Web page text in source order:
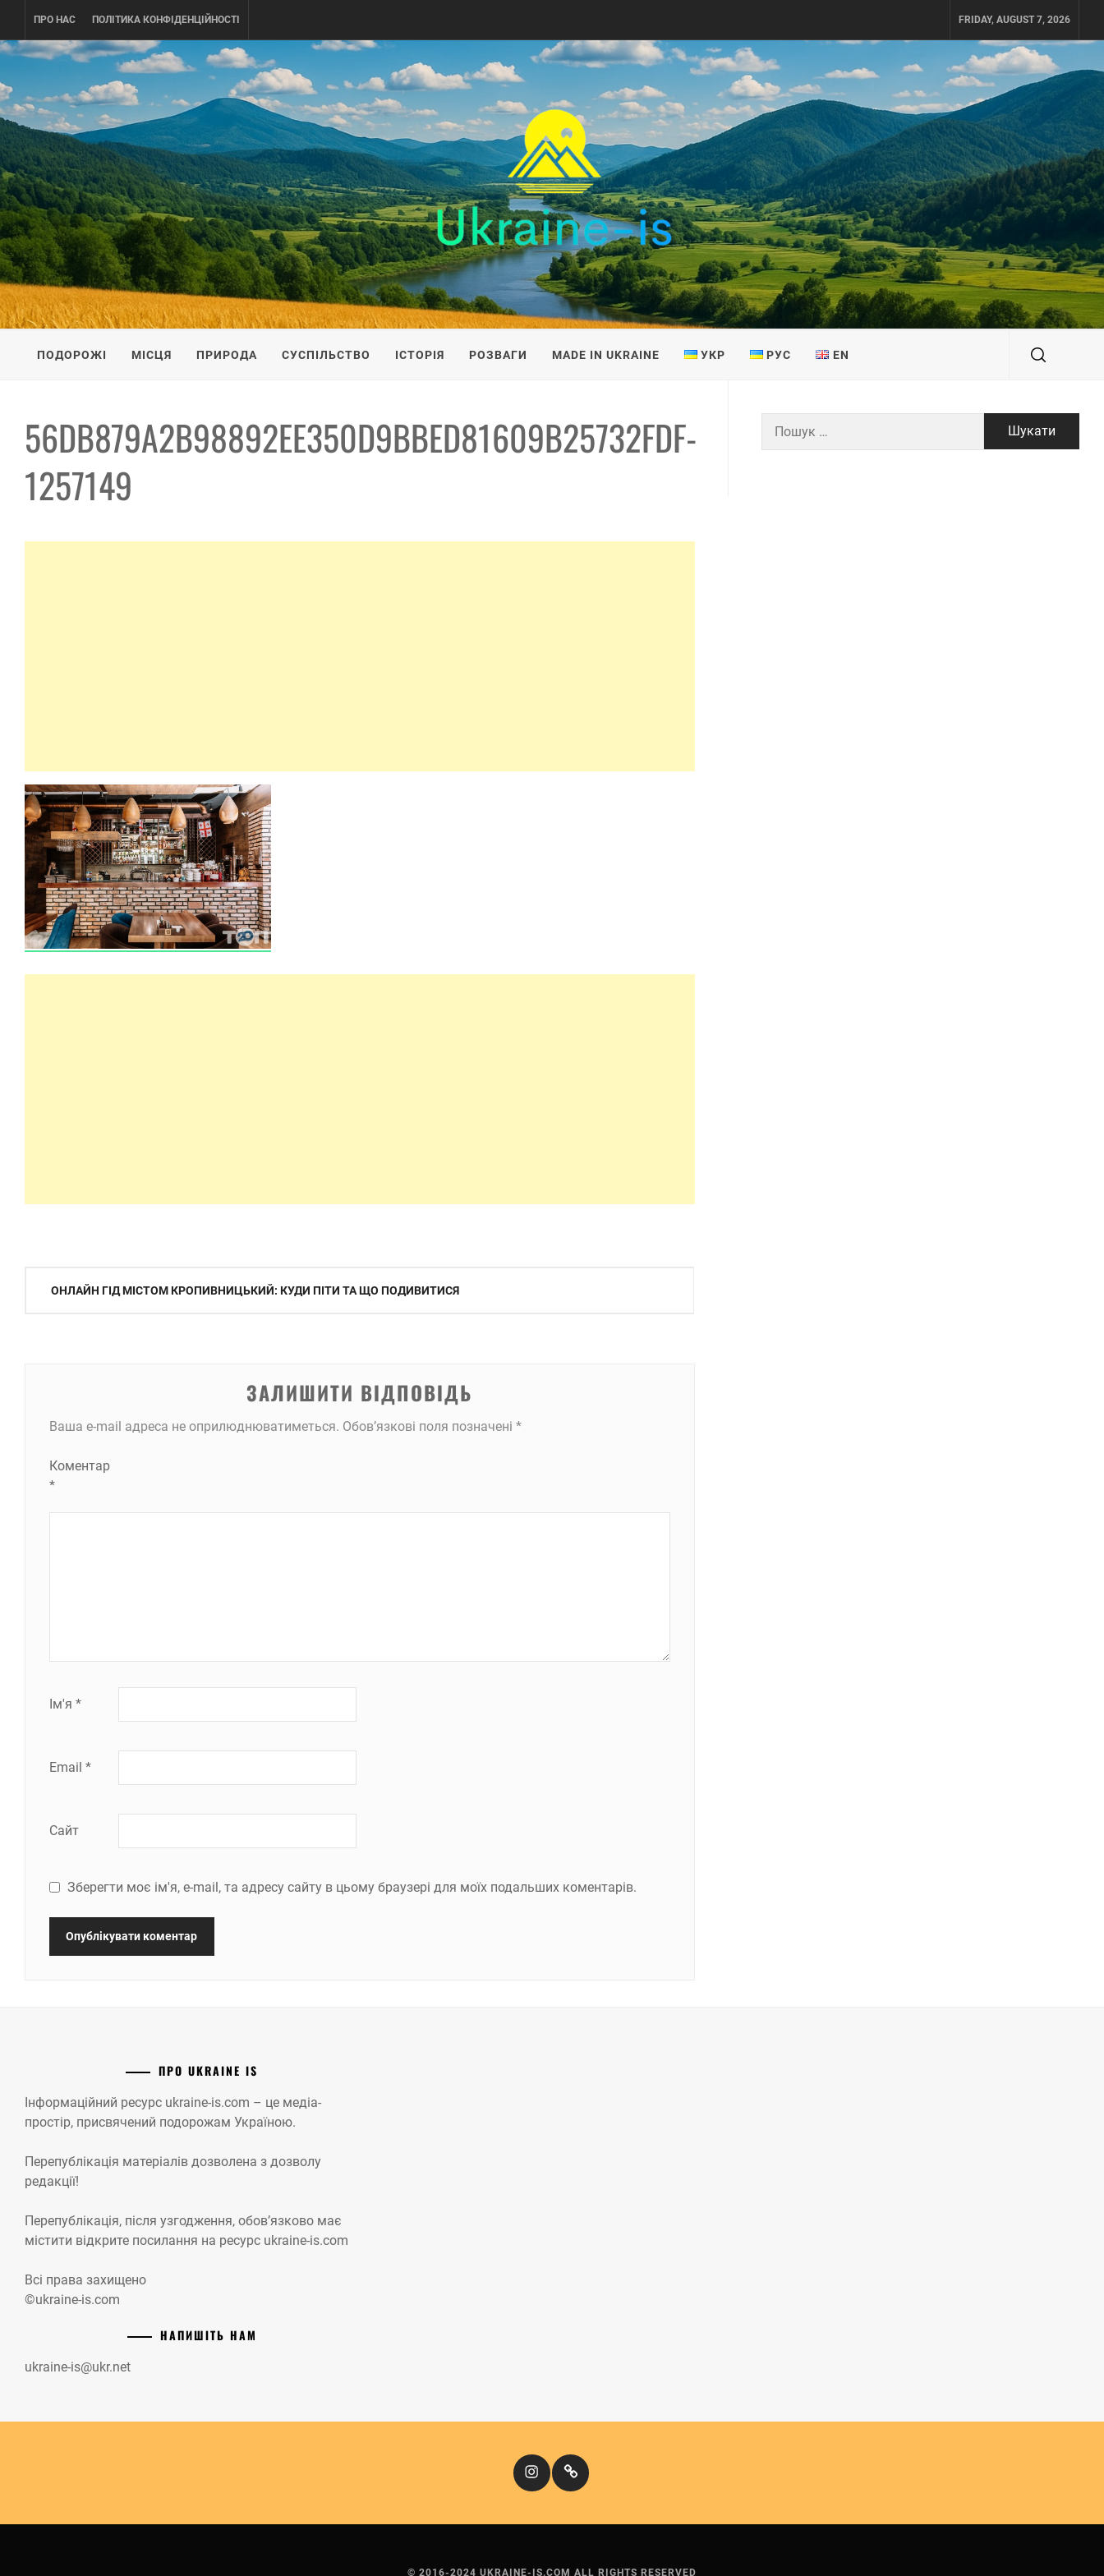
content
ПРО НАС ПОЛІТИКА КОНФІДЕНЦІЙНОСТІ FRIDAY, AUGUST 7, 2026
UKRAINE-IS
ПОДОРОЖI ПО УКРАЇНІ
ПОДОРОЖІ МІСЦЯ ПРИРОДА СУСПІЛЬСТВО ІСТОРІЯ РОЗВАГИ MADE IN UKRAINE УКР РУС EN
56DB879A2B98892EE350D9BBED81609B25732FDF-
1257149
Навігація
ОНЛАЙН ГІД МІСТОМ КРОПИВНИЦЬКИЙ: КУДИ ПІТИ ТА ЩО ПОДИВИТИСЯ
ЗАЛИШИТИ ВІДПОВІДЬ
Ваша e-mail адреса не оприлюднюватиметься. Обов’язкові поля позначені *
Коментар
*
Ім'я *
Email *
Сайт
Зберегти моє ім'я, e-mail, та адресу сайту в цьому браузері для моїх подальших коментарів.
ПРО UKRAINE IS
Інформаційний ресурс ukraine-is.com – це медіа-
простір, присвячений подорожам Україною.
Перепублікація матеріалів дозволена з дозволу
редакції!
Перепублікація, після узгодження, обов’язково має
містити відкрите посилання на ресурс ukraine-is.com
Всі права захищено
©ukraine-is.com
НАПИШІТЬ НАМ
ukraine-is@ukr.net
InstagramКіномандри
© 2016-2024 UKRAINE-IS.COM ALL RIGHTS RESERVED